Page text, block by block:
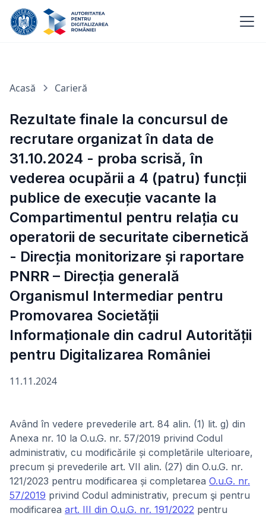
Acasă Carieră
Rezultate finale la concursul de
recrutare organizat în data de
31.10.2024 - proba scrisă, în
vederea ocupării a 4 (patru) funcții
publice de execuție vacante la
Compartimentul pentru relația cu
operatorii de securitate cibernetică
- Direcția monitorizare și raportare
PNRR – Direcția generală
Organismul Intermediar pentru
Promovarea Societății
Informaționale din cadrul Autorității
pentru Digitalizarea României
11.11.2024
Având în vedere prevederile art. 84 alin. (1) lit. g) din
Anexa nr. 10 la O.u.G. nr. 57/2019 privind Codul
administrativ, cu modificările și completările ulterioare,
precum și prevederile art. VII alin. (27) din O.u.G. nr.
121/2023 pentru modificarea și completarea O.u.G. nr.
57/2019 privind Codul administrativ, precum şi pentru
modificarea art. III din O.u.G. nr. 191/2022 pentru